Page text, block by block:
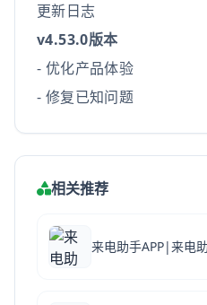
更新日志
v4.53.0版本
- 优化产品体验
- 修复已知问题
相关推荐
来电助手APP|来电